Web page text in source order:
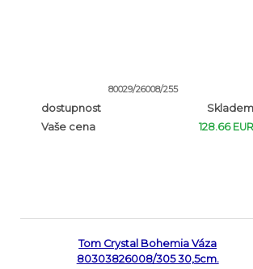
80029/26008/255
dostupnost
Skladem
Vaše cena
128.66 EUR
Tom Crystal Bohemia Váza
80303826008/305 30,5cm.